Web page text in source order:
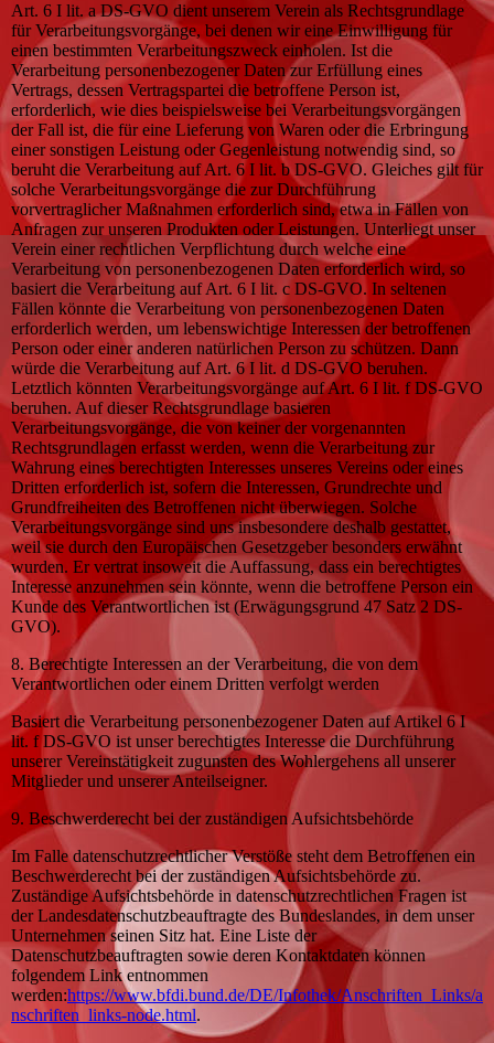
Art. 6 I lit. a DS-GVO dient unserem Verein als Rechtsgrundlage
für Verarbeitungsvorgänge, bei denen wir eine Einwilligung für
einen bestimmten Verarbeitungszweck einholen. Ist die
Verarbeitung personenbezogener Daten zur Erfüllung eines
Vertrags, dessen Vertragspartei die betroffene Person ist,
erforderlich, wie dies beispielsweise bei Verarbeitungsvorgängen
der Fall ist, die für eine Lieferung von Waren oder die Erbringung
einer sonstigen Leistung oder Gegenleistung notwendig sind, so
beruht die Verarbeitung auf Art. 6 I lit. b DS-GVO. Gleiches gilt für
solche Verarbeitungsvorgänge die zur Durchführung
vorvertraglicher Maßnahmen erforderlich sind, etwa in Fällen von
Anfragen zur unseren Produkten oder Leistungen. Unterliegt unser
Verein einer rechtlichen Verpflichtung durch welche eine
Verarbeitung von personenbezogenen Daten erforderlich wird, so
basiert die Verarbeitung auf Art. 6 I lit. c DS-GVO. In seltenen
Fällen könnte die Verarbeitung von personenbezogenen Daten
erforderlich werden, um lebenswichtige Interessen der betroffenen
Person oder einer anderen natürlichen Person zu schützen. Dann
würde die Verarbeitung auf Art. 6 I lit. d DS-GVO beruhen.
Letztlich könnten Verarbeitungsvorgänge auf Art. 6 I lit. f DS-GVO
beruhen. Auf dieser Rechtsgrundlage basieren
Verarbeitungsvorgänge, die von keiner der vorgenannten
Rechtsgrundlagen erfasst werden, wenn die Verarbeitung zur
Wahrung eines berechtigten Interesses unseres Vereins oder eines
Dritten erforderlich ist, sofern die Interessen, Grundrechte und
Grundfreiheiten des Betroffenen nicht überwiegen. Solche
Verarbeitungsvorgänge sind uns insbesondere deshalb gestattet,
weil sie durch den Europäischen Gesetzgeber besonders erwähnt
wurden. Er vertrat insoweit die Auffassung, dass ein berechtigtes
Interesse anzunehmen sein könnte, wenn die betroffene Person ein
Kunde des Verantwortlichen ist (Erwägungsgrund 47 Satz 2 DS-
GVO).
8. Berechtigte Interessen an der Verarbeitung, die von dem
Verantwortlichen oder einem Dritten verfolgt werden
Basiert die Verarbeitung personenbezogener Daten auf Artikel 6 I
lit. f DS-GVO ist unser berechtigtes Interesse die Durchführung
unserer Vereinstätigkeit zugunsten des Wohlergehens all unserer
Mitglieder und unserer Anteilseigner.
9. Beschwerderecht bei der zuständigen Aufsichtsbehörde
Im Falle datenschutzrechtlicher Verstöße steht dem Betroffenen ein
Beschwerderecht bei der zuständigen Aufsichtsbehörde zu.
Zuständige Aufsichtsbehörde in datenschutzrechtlichen Fragen ist
der Landesdatenschutzbeauftragte des Bundeslandes, in dem unser
Unternehmen seinen Sitz hat. Eine Liste der
Datenschutzbeauftragten sowie deren Kontaktdaten können
folgendem Link entnommen
werden:https://www.bfdi.bund.de/DE/Infothek/Anschriften_Links/a
nschriften_links-node.html.